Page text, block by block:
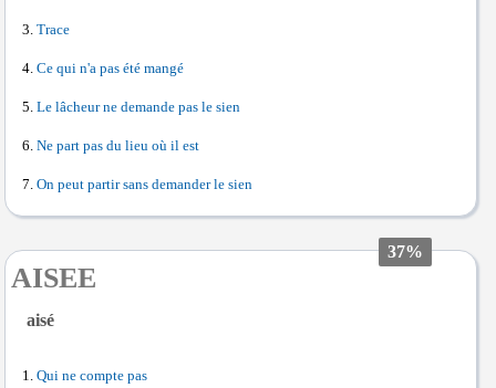
Trace
Ce qui n'a pas été mangé
Le lâcheur ne demande pas le sien
Ne part pas du lieu où il est
On peut partir sans demander le sien
37%
AISEE
aisé
Qui ne compte pas